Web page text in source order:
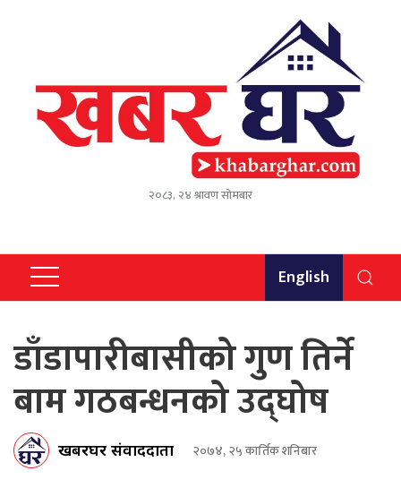
२०८३, २४ श्रावण सोमबार
English
डाँडापारीबासीको गुण तिर्ने
बाम गठबन्धनको उद्घोष
खबरघर संवाददाता २०७४, २५ कार्तिक शनिबार